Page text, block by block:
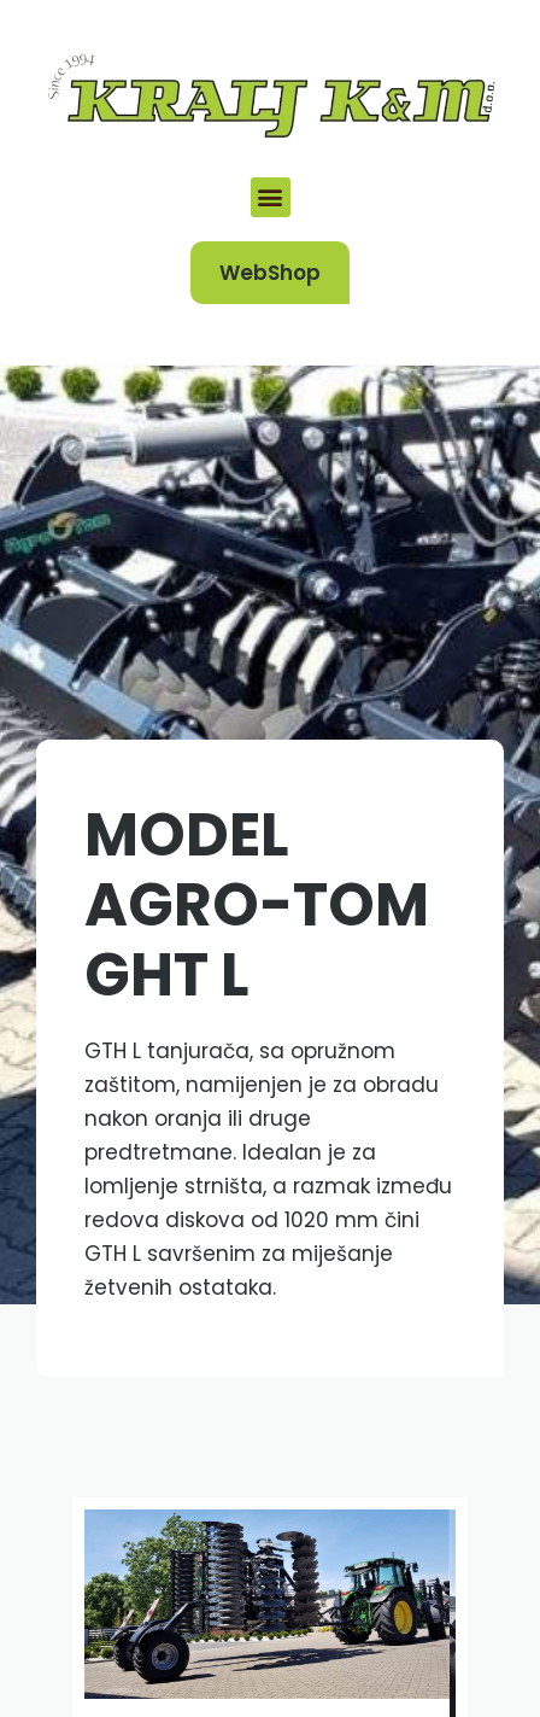
WebShop
MODEL
AGRO-TOM
GHT L​
GTH L tanjurača, sa opružnom
zaštitom, namijenjen je za obradu
nakon oranja ili druge
predtretmane. Idealan je za
lomljenje strništa, a razmak između
redova diskova od 1020 mm čini
GTH L savršenim za miješanje
žetvenih ostataka.